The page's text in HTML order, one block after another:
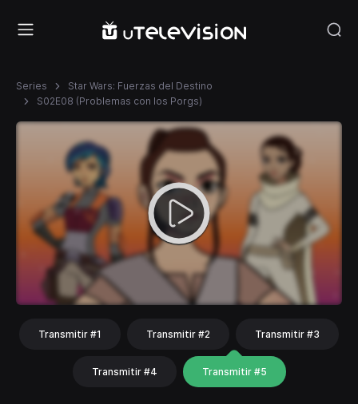
Series
Star Wars: Fuerzas del Destino
S02E08 (Problemas con los Porgs)
Transmitir #1 Transmitir #2 Transmitir #3
Transmitir #4 Transmitir #5